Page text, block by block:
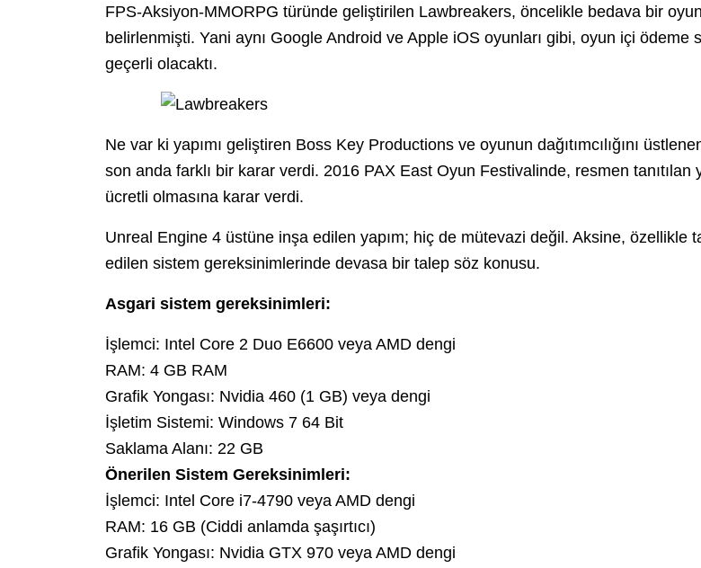
FPS-Aksiyon-MMORPG türünde geliştirilen Lawbreakers, öncelikle bedava bir
belirlenmişti. Yani aynı Google Android ve Apple iOS oyunları gibi, oyun içi ödeme
geçerli olacaktı.
Ne var ki yapımı geliştiren Boss Key Productions ve oyunun dağıtımcılığını
son anda farklı bir karar verdi. 2016 PAX East Oyun Festivalinde, resmen tanıtılan
ücretli olmasına karar verdi.
Unreal Engine 4 üstüne inşa edilen yapım; hiç de mütevazi değil. Aksine, özellikle
edilen sistem gereksinimlerinde devasa bir talep söz konusu.
Asgari sistem gereksinimleri:
İşlemci: Intel Core 2 Duo E6600 veya AMD dengi
RAM: 4 GB RAM
Grafik Yongası: Nvidia 460 (1 GB) veya dengi
İşletim Sistemi: Windows 7 64 Bit
Saklama Alanı: 22 GB
Önerilen Sistem Gereksinimleri:
İşlemci: Intel Core i7-4790 veya AMD dengi
RAM: 16 GB (Ciddi anlamda şaşırtıcı)
Grafik Yongası: Nvidia GTX 970 veya AMD dengi